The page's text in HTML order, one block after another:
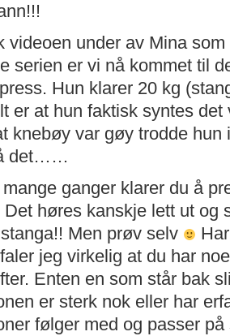
videoen under av Mina
serien er vi nå kommet til
Hun klarer 20 kg
er at hun faktisk syntes
knebøy var gøy trodde hun
det……
ganger klarer du å
Det høres kanskje lett ut og
Men prøv selv
jeg virkelig at du har
Enten en som står bak
er sterk nok eller har
følger med og passer